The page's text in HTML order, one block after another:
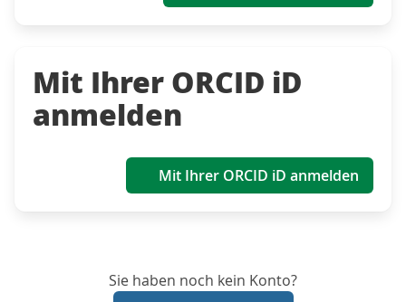
Mit Ihrer ORCID iD
anmelden
Mit Ihrer ORCID iD anmelden
Sie haben noch kein Konto?